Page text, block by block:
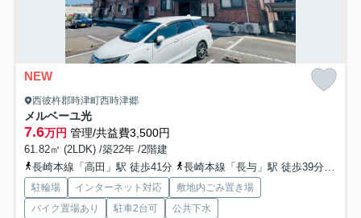
NEW
西彼杵郡時津町西時津郷
メルベーユ光
7.6万円 管理/共益費3,500円
61.82㎡ (2LDK) /築22年 /2階建
長崎本線「高田」駅 徒歩41分
長崎本線「長与」駅 徒歩39分
駐輪場 インターネット対応
敷地内ごみ置き場
バイク置場あり
駐車2台可 公共下水